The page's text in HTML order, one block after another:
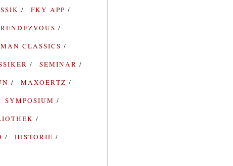
FKY APP
RENDEZVOUS
CLASSICS
SEMINAR
MAXOERTZ
SYMPOSIUM
HISTORIE